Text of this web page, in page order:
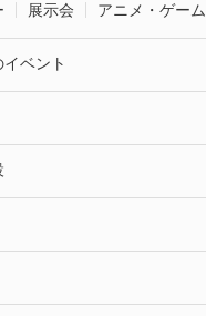
展示会 アニメ・ゲーム
ベント